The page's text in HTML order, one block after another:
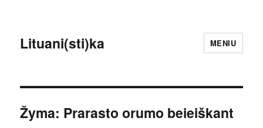
Lituani(sti)ka MENIU
Žyma: Prarasto orumo beieiškant